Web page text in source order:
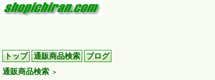
トップ 通販商品検索
ブログ
通販商品検索 ＞